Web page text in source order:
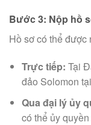
Bước 3: Nộp hồ
Hồ sơ có thể được
Trực tiếp: Tại
đảo Solomon
Qua đại lý ủy
có thể ủy